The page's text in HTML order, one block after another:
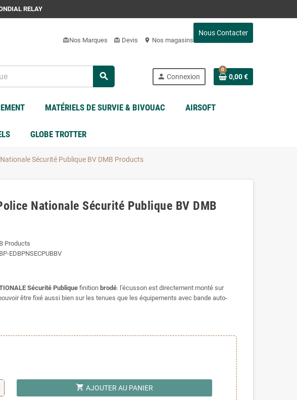
RELAY
card_giftcardNos Marques card_giftcard Devis location_on Nos magasins
Nous Contacter
search person Connexion
0
0,00 €
MATÉRIELS DE SURVIE & BIVOUAC AIRSOFT
GLOBE TROTTER
Sécurité Publique BV DMB Products
Nationale Sécurité Publique BV DMB
Products
EDBPNSECPUBBV
Sécurité Publique finitionbrodé. l'écusson est directement monté sur
être fixé aussi bien sur les tenues que les équipements avec bande auto-
shopping_cart AJOUTER AU PANIER